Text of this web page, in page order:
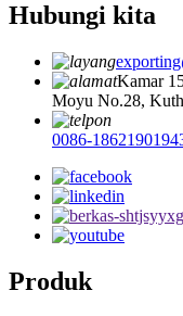
Hubungi kita
Kamar
Moyu No.28,
0086-
Produk